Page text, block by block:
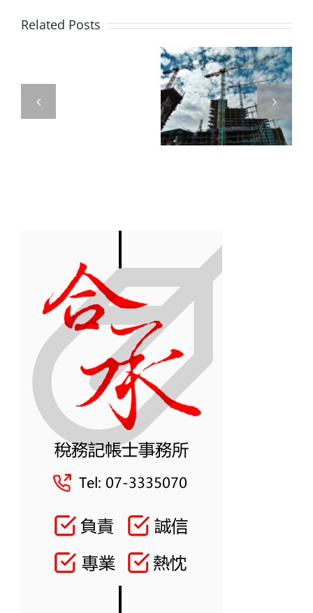
Related Posts
買
5
倍」！
國
局
案
例
深
度
析
屋之財產交
營利事業出
售不動產所
得歸屬年度